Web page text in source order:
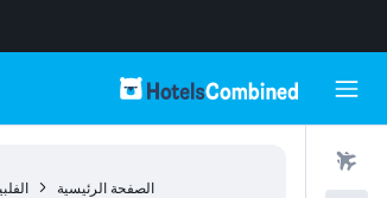
الصفحة الرئيسية